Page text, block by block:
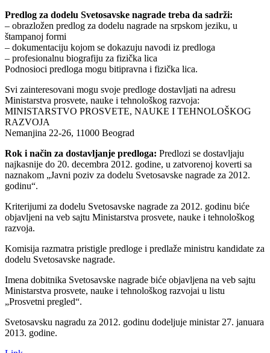
Predlog za dodelu Svetosavske nagrade treba da sadrži:
– obrazložen predlog za dodelu nagrade na srpskom jeziku, u
štampanoj formi
– dokumentaciju kojom se dokazuju navodi iz predloga
– profesionalnu biografiju za fizička lica
Podnosioci predloga mogu bitipravna i fizička lica.
Svi zainteresovani mogu svoje predloge dostavljati na adresu
Ministarstva prosvete, nauke i tehnološkog razvoja:
MINISTARSTVO PROSVETE, NAUKE I TEHNOLOŠKOG
RAZVOJA
Nemanjina 22-26, 11000 Beograd
Rok i način za dostavljanje predloga: Predlozi se dostavljaju
najkasnije do 20. decembra 2012. godine, u zatvorenoj koverti sa
naznakom „Javni poziv za dodelu Svetosavske nagrade za 2012.
godinu“.
Kriterijumi za dodelu Svetosavske nagrade za 2012. godinu biće
objavljeni na veb sajtu Ministarstva prosvete, nauke i tehnološkog
razvoja.
Komisija razmatra pristigle predloge i predlaže ministru kandidate za
dodelu Svetosavske nagrade.
Imena dobitnika Svetosavske nagrade biće objavljena na veb sajtu
Ministarstva prosvete, nauke i tehnološkog razvojai u listu
„Prosvetni pregled“.
Svetosavsku nagradu za 2012. godinu dodeljuje ministar 27. januara
2013. godine.